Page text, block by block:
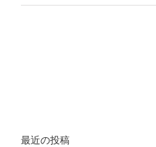
最近の投稿